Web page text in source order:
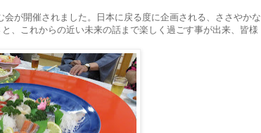
が開催されました。日本に戻る度に企画される、ささやかな
、これからの近い未来の話まで楽しく過ごす事が出来、皆様